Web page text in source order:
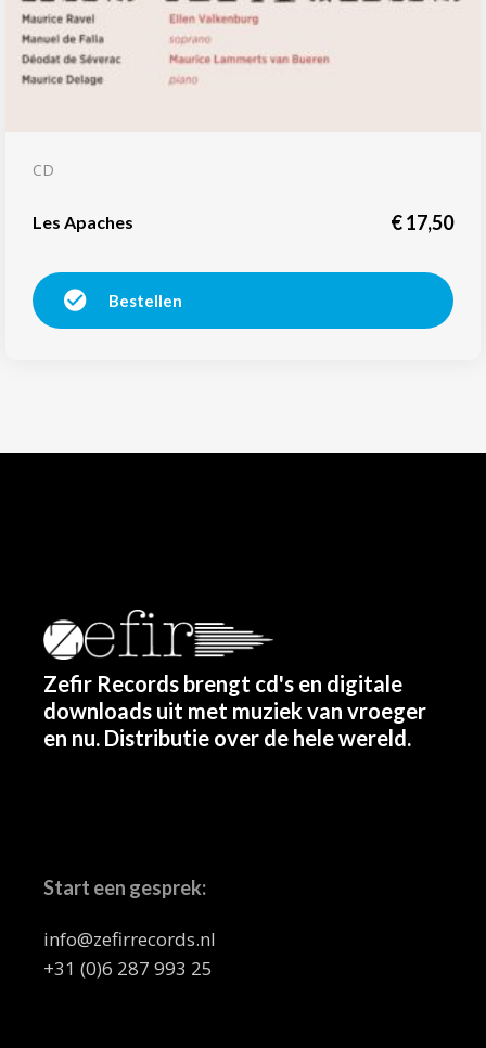
CD
Les Apaches €17,50
Bestellen
Zefir Records brengt cd's en digitale
downloads uit met muziek van vroeger
en nu. Distributie over de hele wereld.
Start een gesprek:
info@zefirrecords.nl
+31 (0)6 287 993 25